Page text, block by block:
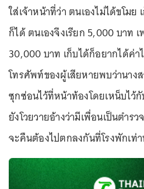
ใส่เจ้าหน้าที่ว่า ตนเองไม่ได้ขโมย
ก็ได้ ตนเองจึงเรียก 5,000 บาท
30,000 บาท เก็บได้ก็อยากได้ค่า
โทรศัพท์ของผู้เสียหายพบว่านาง
ซุกซ่อนไว้ที่หน้าท้องโดยเหน็บไว้กั
ยังโวยวายอ้างว่ามีเพื่อนเป็นตำ
จะคืนต้องไปตกลงกันที่โรงพักเท่